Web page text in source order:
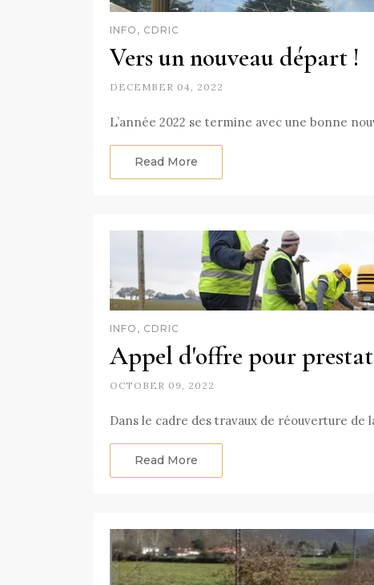
INFO, CDRIC
Vers un nouveau départ !
DECEMBER 04, 2022
L’année 2022 se termine avec une bonne
Read More
INFO, CDRIC
Appel d'offre pour
OCTOBER 09, 2022
Dans le cadre des travaux de réouverture
Read More